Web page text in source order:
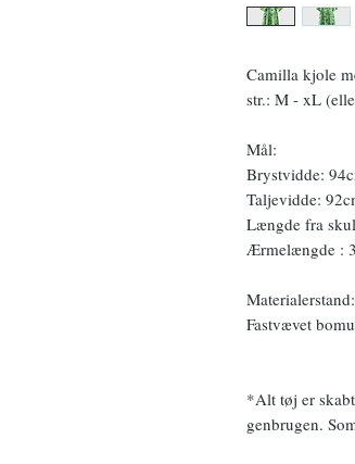
Camilla kjole
str.: M - xL
Mål:
Brystvidde:
Taljevidde:
Længde fra
Ærmelængde :
Fastvævet
*Alt tøj er
genbrugen.